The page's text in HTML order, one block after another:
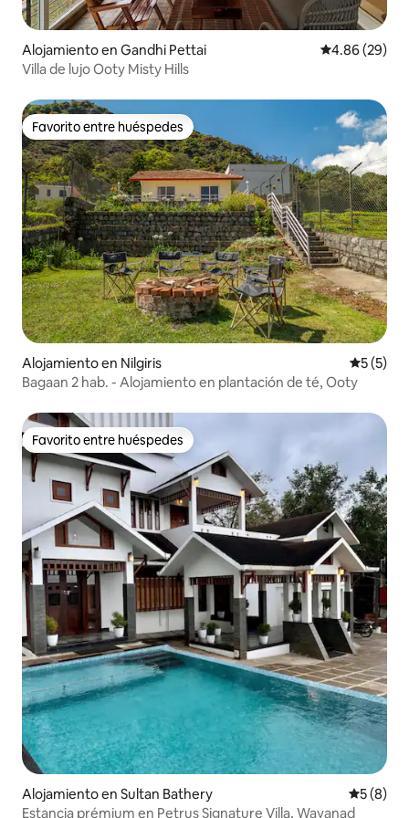
Alojamiento en Gandhi Pettai Calificación
4.86 (29)
Villa de lujo Ooty Misty Hills
Favorito entre huéspedes
Favorito entre huéspedes
Alojamiento en Nilgiris
5 (5)
Bagaan 2 hab. - Alojamiento en plantación de té, Ooty
Favorito entre huéspedes
Favorito entre huéspedes
Alojamiento en Sultan Bathery
5 (8)
Estancia prémium en Petrus Signature Villa, Wayanad